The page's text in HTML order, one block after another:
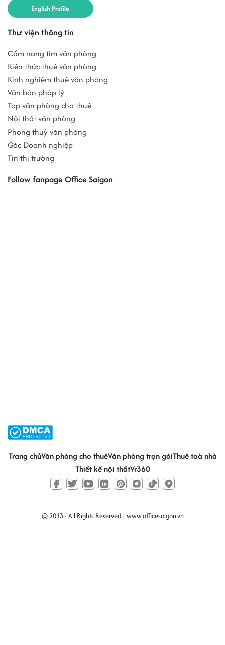
English Profile
Thư viện thông tin
Cẩm nang tìm văn phòng
Kiến thức thuê văn phòng
Kinh nghiệm thuê văn phòng
Văn bản pháp lý
Top văn phòng cho thuê
Nội thất văn phòng
Phong thuỷ văn phòng
Góc Doanh nghiệp
Tin thị trường
Follow fanpage Office Saigon
Trang chủVăn phòng cho thuêVăn phòng trọn góiThuê toà nhà
Thiết kế nội thấtVr360
© 2013 - All Rights Reserved | www.officesaigon.vn